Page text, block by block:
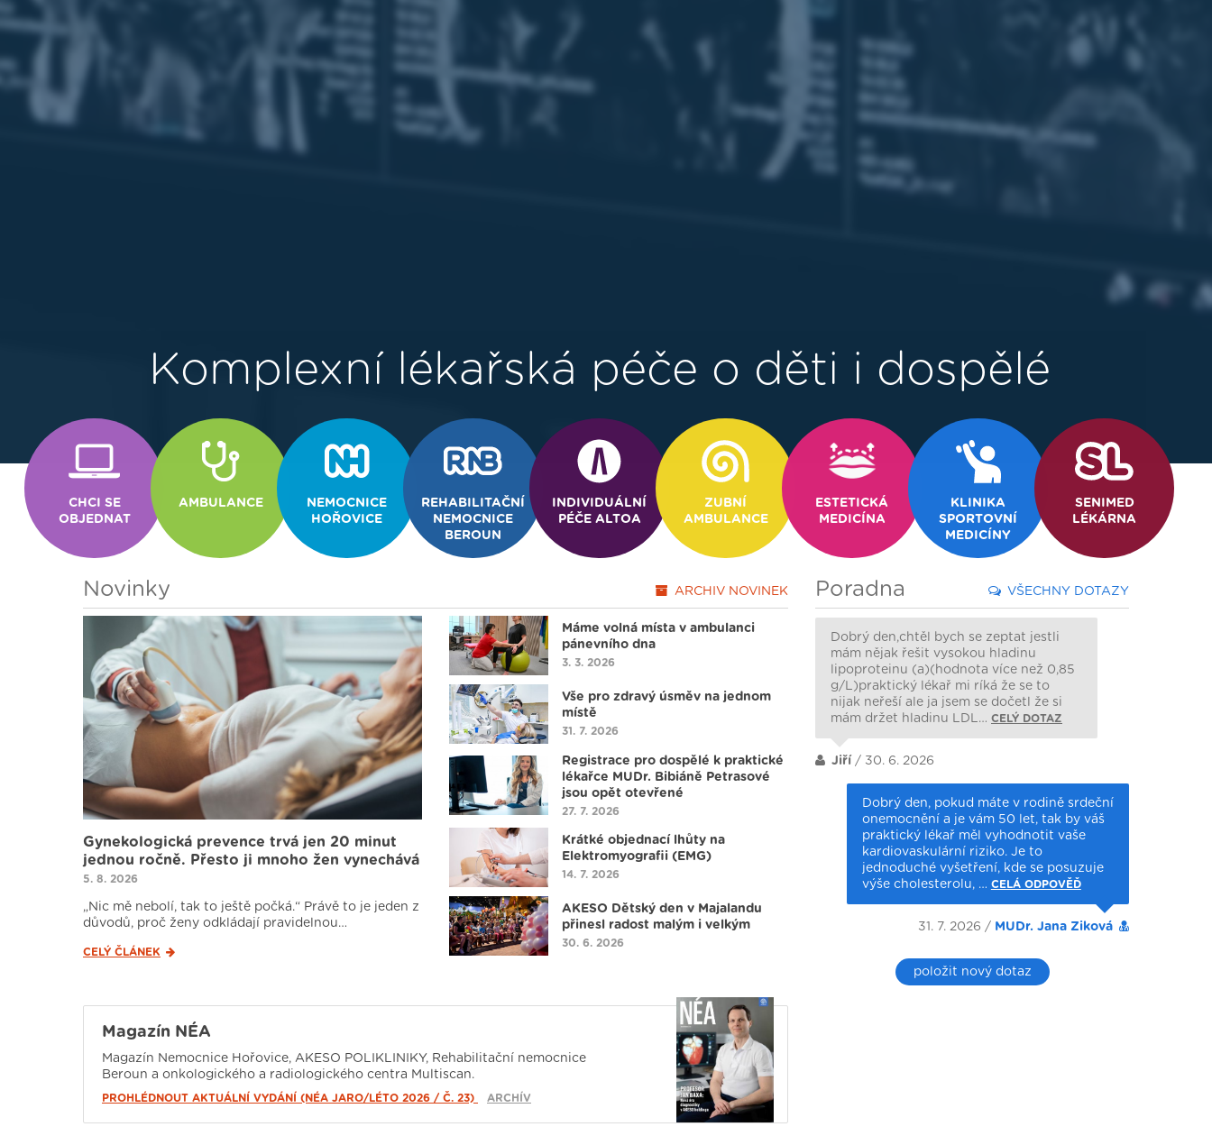
Komplexní lékařská péče o děti i dospělé
CHCI SE
OBJEDNAT
AMBULANCE
NEMOCNICE
HOŘOVICE
REHABILITAČNÍ
NEMOCNICE
BEROUN
INDIVIDUÁLNÍ
PÉČE ALTOA
ZUBNÍ
AMBULANCE
ESTETICKÁ
MEDICÍNA
KLINIKA
SPORTOVNÍ
MEDICÍNY
SENIMED
LÉKÁRNA
Novinky ARCHIV NOVINEK
Gynekologická prevence trvá jen 20 minut
jednou ročně. Přesto ji mnoho žen vynechává
5. 8. 2026
„Nic mě nebolí, tak to ještě počká.“ Právě to je jeden z
důvodů, proč ženy odkládají pravidelnou…
CELÝ ČLÁNEK
Máme volná místa v ambulanci
pánevního dna
3. 3. 2026
Vše pro zdravý úsměv na jednom
místě
31. 7. 2026
Registrace pro dospělé k praktické
lékařce MUDr. Bibiáně Petrasové
jsou opět otevřené
27. 7. 2026
Krátké objednací lhůty na
Elektromyografii (EMG)
14. 7. 2026
AKESO Dětský den v Majalandu
přinesl radost malým i velkým
30. 6. 2026
Nově v AKESO POLIKLINICE:
Otevíráme stomickou poradnu.
MUDr. Vladimír Folauf: V
gynekologii preferujeme šetrné
Magazín NÉA
Magazín Nemocnice Hořovice, AKESO POLIKLINIKY, Rehabilitační nemocnice
Beroun a onkologického a radiologického centra Multiscan.
PROHLÉDNOUT AKTUÁLNÍ VYDÁNÍ (NÉA JARO/LÉTO 2026 / Č. 23) ARCHÍV
Poradna VŠECHNY DOTAZY
Dobrý den,chtěl bych se zeptat jestli
mám nějak řešit vysokou hladinu
lipoproteinu (a)(hodnota více než 0,85
g/L)praktický lékař mi ríká že se to
nijak neřeší ale ja jsem se dočetl že si
mám držet hladinu LDL… CELÝ DOTAZ
Jiří / 30. 6. 2026
Dobrý den, pokud máte v rodině srdeční
onemocnění a je vám 50 let, tak by váš
praktický lékař měl vyhodnotit vaše
kardiovaskulární riziko. Je to
jednoduché vyšetření, kde se posuzuje
výše cholesterolu, … CELÁ ODPOVĚĎ
31. 7. 2026 / MUDr. Jana Ziková
položit nový dotaz